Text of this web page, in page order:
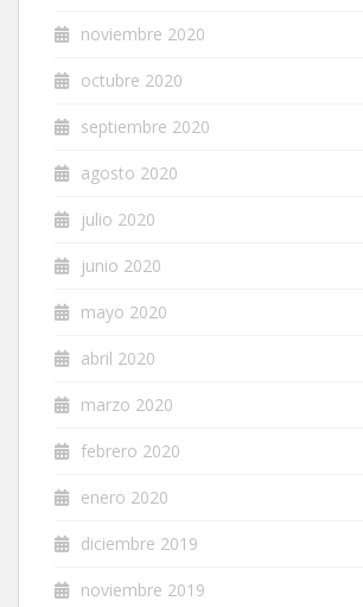
noviembre 2020
octubre 2020
septiembre 2020
agosto 2020
julio 2020
junio 2020
mayo 2020
abril 2020
marzo 2020
febrero 2020
enero 2020
diciembre 2019
noviembre 2019